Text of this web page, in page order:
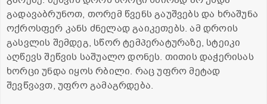
გადავაბრუნოთ, თორემ წვენს გაუშვებს და ხრაშუნა
ოქროსფერ კანს ძნელად გაიკეთებს. ამ დროის
გასვლის შემდეგ, სწორ ტემპერატურაზე, სტეიკი
აღწევს შეწვის საშუალო დონეს. თითის დაჭერისას
ხორცი უნდა იყოს რბილი. რაც უფრო მეტად
შევწვავთ, უფრო გამაგრდება.